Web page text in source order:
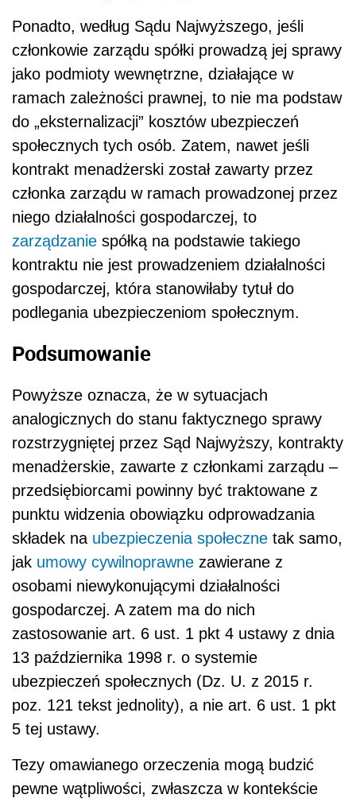
Ponadto, według Sądu Najwyższego, jeśli
członkowie zarządu spółki prowadzą jej sprawy
jako podmioty wewnętrzne, działające w
ramach zależności prawnej, to nie ma podstaw
do „eksternalizacji” kosztów ubezpieczeń
społecznych tych osób. Zatem, nawet jeśli
kontrakt menadżerski został zawarty przez
członka zarządu w ramach prowadzonej przez
niego działalności gospodarczej, to
zarządzanie spółką na podstawie takiego
kontraktu nie jest prowadzeniem działalności
gospodarczej, która stanowiłaby tytuł do
podlegania ubezpieczeniom społecznym.
Podsumowanie
Powyższe oznacza, że w sytuacjach
analogicznych do stanu faktycznego sprawy
rozstrzygniętej przez Sąd Najwyższy, kontrakty
menadżerskie, zawarte z członkami zarządu –
przedsiębiorcami powinny być traktowane z
punktu widzenia obowiązku odprowadzania
składek na ubezpieczenia społeczne tak samo,
jak umowy cywilnoprawne zawierane z
osobami niewykonującymi działalności
gospodarczej. A zatem ma do nich
zastosowanie art. 6 ust. 1 pkt 4 ustawy z dnia
13 października 1998 r. o systemie
ubezpieczeń społecznych (Dz. U. z 2015 r.
poz. 121 tekst jednolity), a nie art. 6 ust. 1 pkt
5 tej ustawy.
Tezy omawianego orzeczenia mogą budzić
pewne wątpliwości, zwłaszcza w kontekście